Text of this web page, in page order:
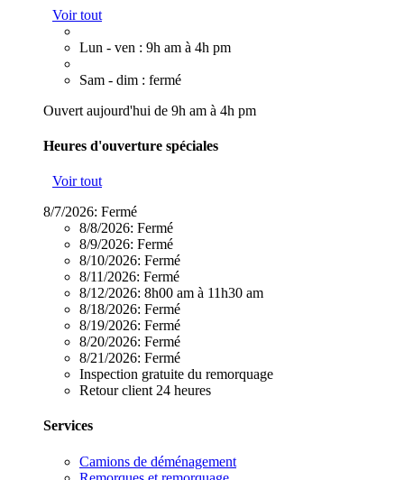
Voir tout
Lun - ven : 9h am à 4h pm
Sam - dim : fermé
Ouvert aujourd'hui de 9h am à 4h pm
Heures d'ouverture spéciales
Voir tout
8/7/2026: Fermé
8/8/2026: Fermé
8/9/2026: Fermé
8/10/2026: Fermé
8/11/2026: Fermé
8/12/2026: 8h00 am à 11h30 am
8/18/2026: Fermé
8/19/2026: Fermé
8/20/2026: Fermé
8/21/2026: Fermé
Inspection gratuite du remorquage
Retour client 24 heures
Services
Camions de déménagement